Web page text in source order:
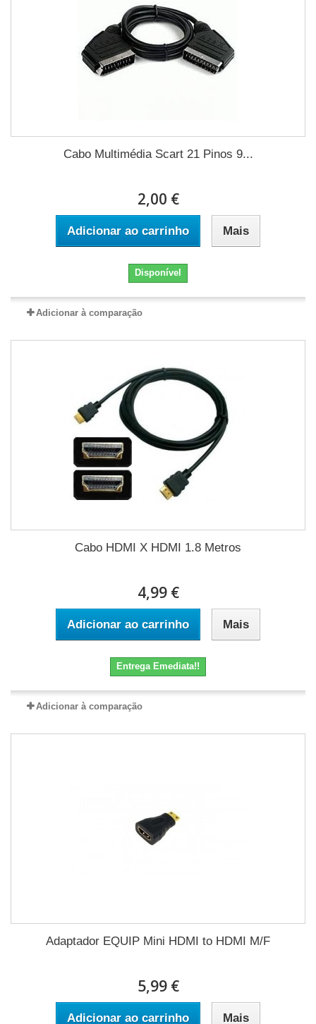
Cabo Multimédia Scart 21 Pinos 9...
2,00 €
Adicionar ao carrinho Mais
Disponível
Adicionar à comparação
Cabo HDMI X HDMI 1.8 Metros
4,99 €
Adicionar ao carrinho Mais
Entrega Emediata!!
Adicionar à comparação
Adaptador EQUIP Mini HDMI to HDMI M/F
5,99 €
Adicionar ao carrinho Mais